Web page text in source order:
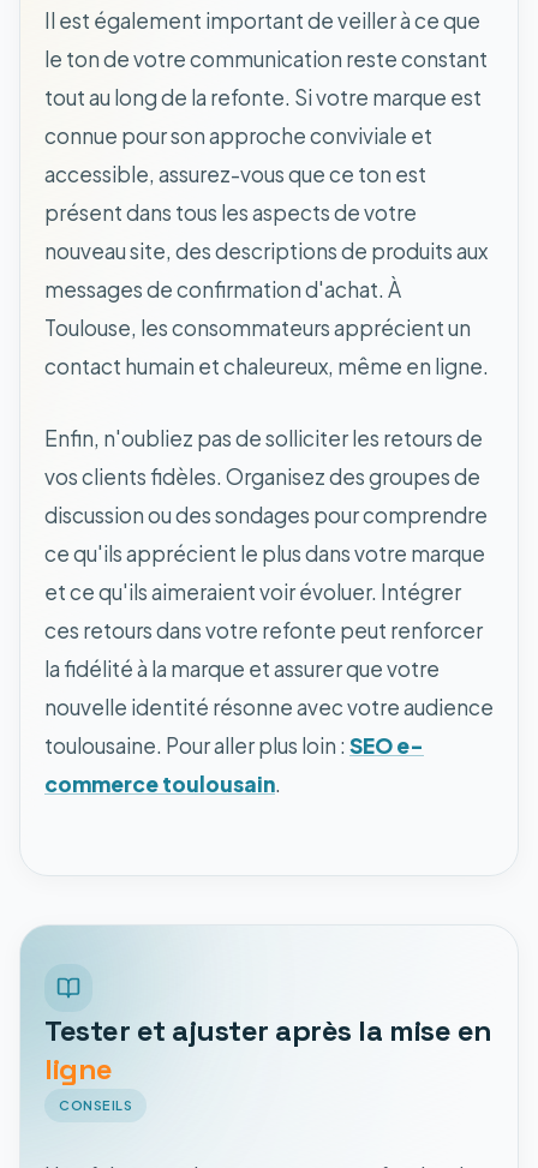
Il est également important de veiller à ce que
le ton de votre communication reste constant
tout au long de la refonte. Si votre marque est
connue pour son approche conviviale et
accessible, assurez-vous que ce ton est
présent dans tous les aspects de votre
nouveau site, des descriptions de produits aux
messages de confirmation d'achat. À
Toulouse, les consommateurs apprécient un
contact humain et chaleureux, même en ligne.
Enfin, n'oubliez pas de solliciter les retours de
vos clients fidèles. Organisez des groupes de
discussion ou des sondages pour comprendre
ce qu'ils apprécient le plus dans votre marque
et ce qu'ils aimeraient voir évoluer. Intégrer
ces retours dans votre refonte peut renforcer
la fidélité à la marque et assurer que votre
nouvelle identité résonne avec votre audience
toulousaine. Pour aller plus loin : SEO e-
commerce toulousain.
Tester et ajuster après la mise en
ligne
CONSEILS